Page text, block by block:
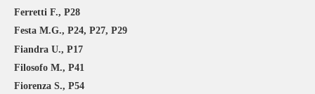
Ferretti F., P28
Festa M.G., P24, P27, P29
Fiandra U., P17
Filosofo M., P41
Fiorenza S., P54